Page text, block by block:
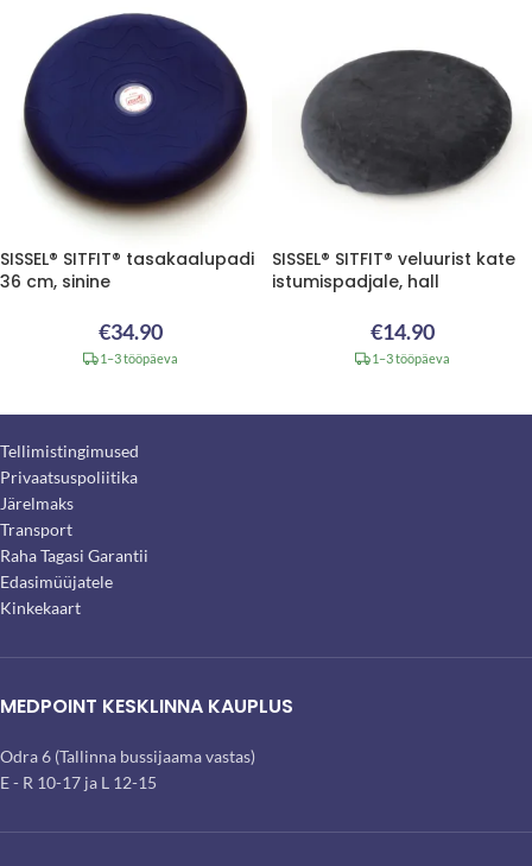
SISSEL® SITFIT® tasakaalupadi
36 cm, sinine
€34.90
1–3 tööpäeva
SISSEL® SITFIT® veluurist kate
istumispadjale, hall
€14.90
1–3 tööpäeva
Tellimistingimused
Privaatsuspoliitika
Järelmaks
Transport
Raha Tagasi Garantii
Edasimüüjatele
Kinkekaart
MEDPOINT KESKLINNA KAUPLUS
Odra 6 (Tallinna bussijaama vastas)
E - R 10-17 ja L 12-15